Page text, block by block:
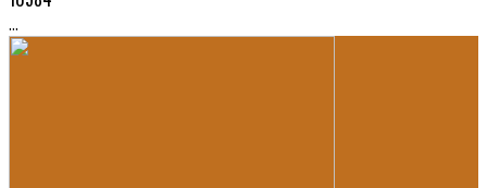
...